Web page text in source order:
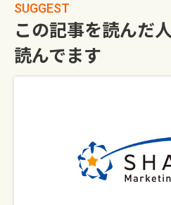
SUGGEST
この記事を読んだ
読んでます